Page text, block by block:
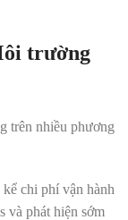
trường
trên nhiều phương
chi phí vận hành
và phát hiện sớm